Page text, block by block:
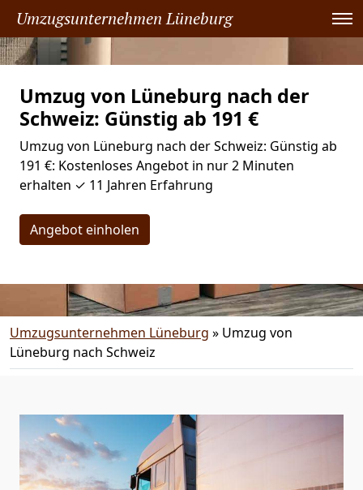
Umzugsunternehmen Lüneburg
Umzug von Lüneburg nach der
Schweiz: Günstig ab 191 €
Umzug von Lüneburg nach der Schweiz: Günstig ab
191 €: Kostenloses Angebot in nur 2 Minuten
erhalten ✓ 11 Jahren Erfahrung
Angebot einholen
Umzugsunternehmen Lüneburg » Umzug von
Lüneburg nach Schweiz